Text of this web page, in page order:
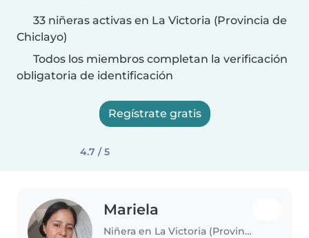
33 niñeras activas en La Victoria (Provincia de
Chiclayo)
Todos los miembros completan la verificación
obligatoria de identificación
Regístrate gratis
4.7 / 5
Mariela
Niñera en La Victoria (Provincia de Chiclayo)